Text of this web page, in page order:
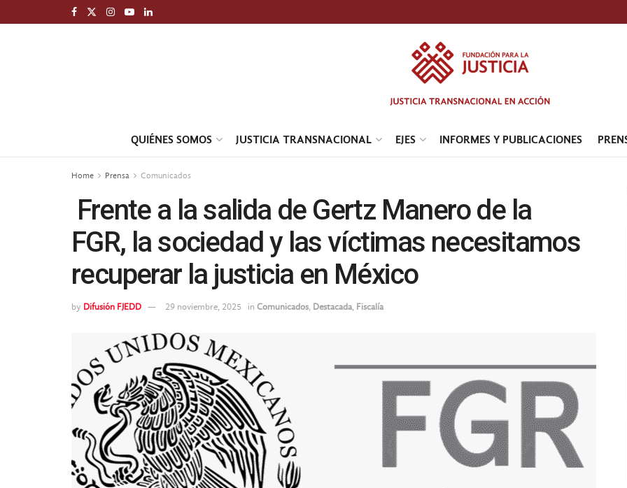
QUIÉNES SOMOS JUSTICIA TRANSNACIONAL EJES INFORMES Y PUBLICACIONES
Home Prensa Comunicados
Frente a la salida de Gertz Manero de la
FGR, la sociedad y las víctimas necesitamos
recuperar la justicia en México
by Difusión FJEDD 29 noviembre, 2025 in Comunicados, Destacada, Fiscalía